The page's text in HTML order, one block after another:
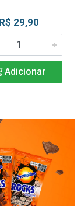
R$ 29,90
Adicionar